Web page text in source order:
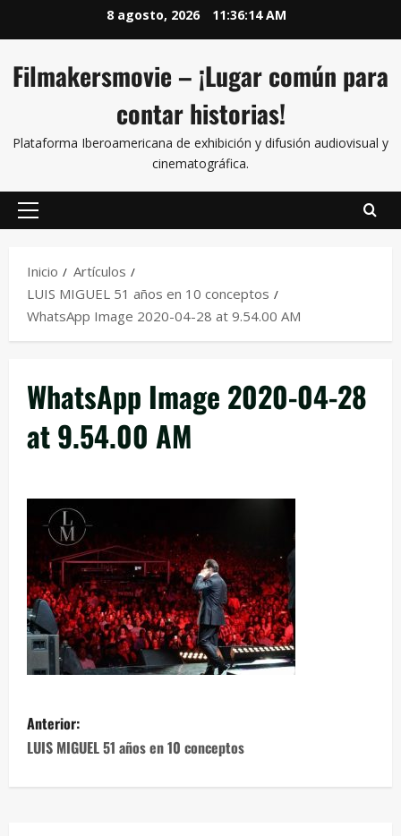
8 agosto, 2026 11:36:14 AM
Filmakersmovie – ¡Lugar común para
contar historias!
Plataforma Iberoamericana de exhibición y difusión audiovisual y
cinematográfica.
Inicio
Artículos
LUIS MIGUEL 51 años en 10 conceptos
WhatsApp Image 2020-04-28 at 9.54.00 AM
WhatsApp Image 2020-04-28
at 9.54.00 AM
Anterior:
LUIS MIGUEL 51 años en 10 conceptos